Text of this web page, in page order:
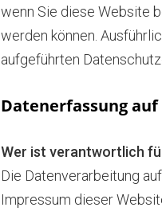
wenn Sie diese Website
werden können.
aufgeführten
Datenerfassung
Wer ist verantwortlich
Die Datenverarbeitung
Impressum dieser